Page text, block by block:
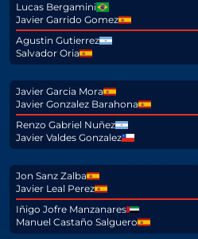
Lucas Bergamini
Javier Garrido Gomez
Agustin Gutierrez
Salvador Oria
Javier Garcia Mora
Javier Gonzalez Barahona
Renzo Gabriel Nuñez
Javier Valdes Gonzalez
Jon Sanz Zalba
Javier Leal Perez
Iñigo Jofre Manzanares
Manuel Castaño Salguero